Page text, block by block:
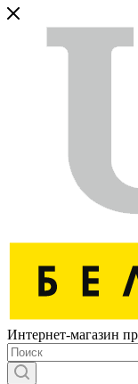
Интернет-магазин